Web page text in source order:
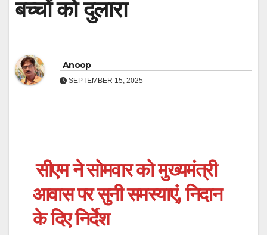
बच्चों को दुलारा
Anoop
SEPTEMBER 15, 2025
सीएम ने सोमवार को मुख्यमंत्री
आवास पर सुनी समस्याएं, निदान
के दिए निर्देश